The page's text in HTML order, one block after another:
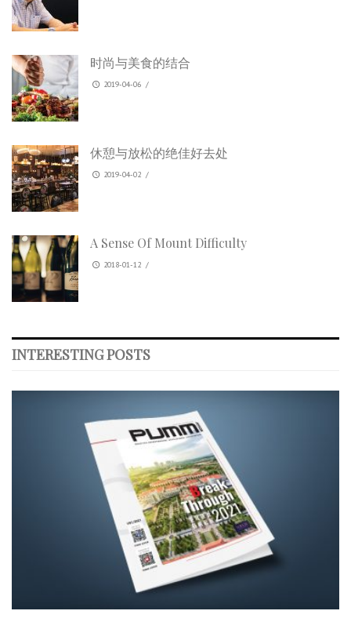
时尚与美食的结合
2019-04-06 /
休憩与放松的绝佳好去处
2019-04-02 /
A Sense Of Mount Difficulty
2018-01-12 /
INTERESTING POSTS